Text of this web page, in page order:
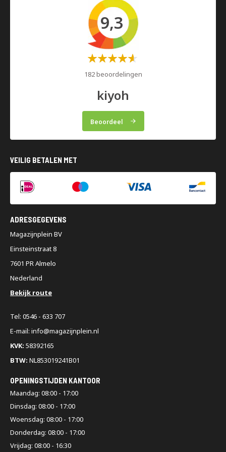
9,3
Waardering:
182 beoordelingen
kiyoh
Beoordeel
VEILIG BETALEN MET
ADRESGEGEVENS
Magazijnplein BV
Einsteinstraat 8
7601 PR Almelo
Nederland
Bekijk route
Tel: 0546 - 633 707
E-mail: info@magazijnplein.nl
KVK: 58392165
BTW: NL853019241B01
OPENINGSTIJDEN KANTOOR
Maandag: 08:00 - 17:00
Dinsdag: 08:00 - 17:00
Woensdag: 08:00 - 17:00
Donderdag: 08:00 - 17:00
Vrijdag: 08:00 - 16:30